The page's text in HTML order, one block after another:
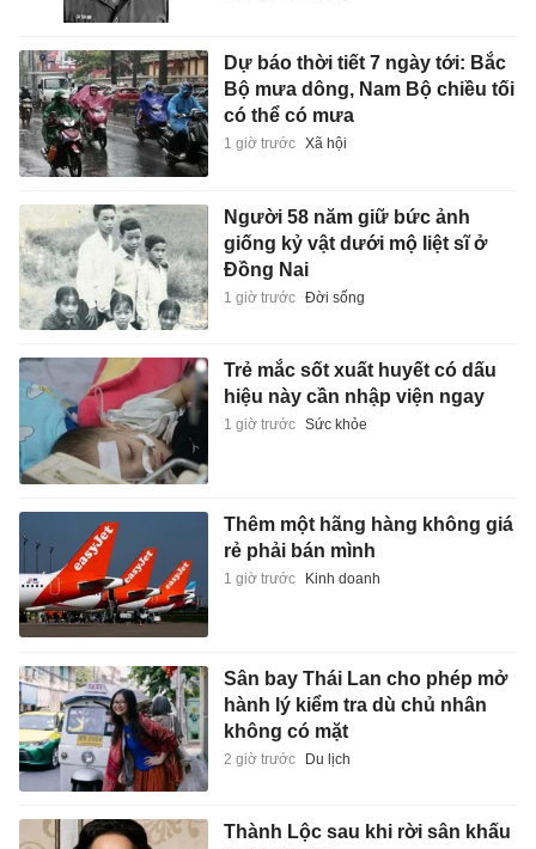
Dự báo thời tiết 7 ngày tới: Bắc
Bộ mưa dông, Nam Bộ chiều tối
có thể có mưa
1 giờ trước Xã hội
Người 58 năm giữ bức ảnh
giống kỷ vật dưới mộ liệt sĩ ở
Đồng Nai
1 giờ trước Đời sống
Trẻ mắc sốt xuất huyết có dấu
hiệu này cần nhập viện ngay
1 giờ trước Sức khỏe
Thêm một hãng hàng không giá
rẻ phải bán mình
1 giờ trước Kinh doanh
Sân bay Thái Lan cho phép mở
hành lý kiểm tra dù chủ nhân
không có mặt
2 giờ trước Du lịch
Thành Lộc sau khi rời sân khấu